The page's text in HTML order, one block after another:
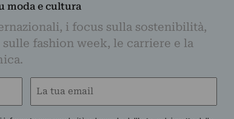
moda e cultura
i focus sulla sostenibilità,
fashion week, le carriere e la
Email